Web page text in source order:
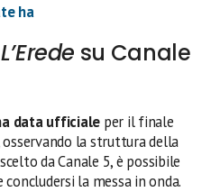
ha
L’Erede su Canale
data ufficiale per il finale
osservando la struttura della
da Canale 5, è possibile
la messa in onda.